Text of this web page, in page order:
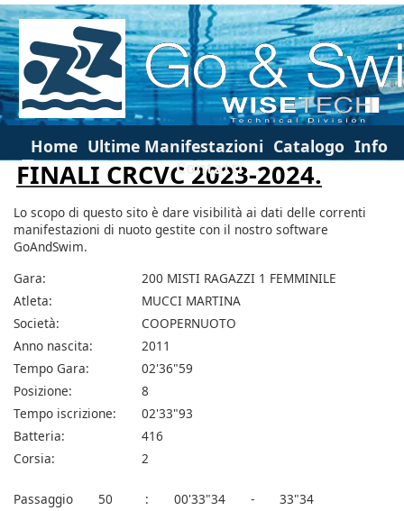
Home Ultime Manifestazioni Catalogo Info
Contatti
FINALI CRCVC 2023-2024.
Lo scopo di questo sito è dare visibilità ai dati delle correnti
manifestazioni di nuoto gestite con il nostro software
GoAndSwim.
Gara:
200 MISTI RAGAZZI 1 FEMMINILE
Atleta:
MUCCI MARTINA
Società:
COOPERNUOTO
Anno nascita:
2011
Tempo Gara:
02'36"59
Posizione:
8
Tempo iscrizione:
02'33"93
Batteria:
416
Corsia:
2
Passaggio 50 : 00'33"34 -
33"34